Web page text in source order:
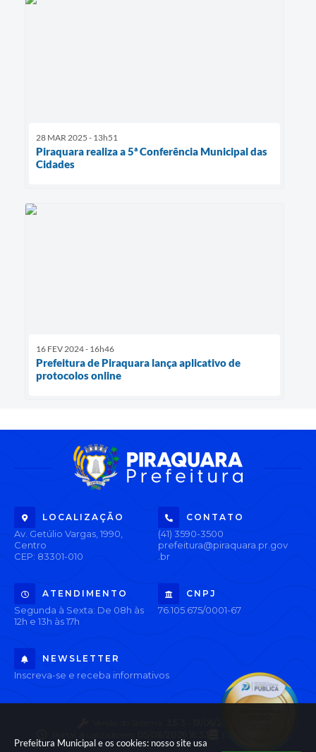
Prefeitura Municipal e os cookies: nosso site usa
28 MAR 2025 - 13h51
Piraquara realiza a 5ª Conferência Municipal das
Cidades
16 FEV 2024 - 16h46
Prefeitura de Piraquara lança aplicativo de
protocolos online
LOCALIZAÇÃO
Av. Getúlio Vargas, 1990,
Centro
CEP: 83301-010
CONTATO
(41) 3590-3500
prefeitura@piraquara.pr.gov
.br
ATENDIMENTO
Segunda à Sexta: De 08h às
12h e 13h às 17h
CNPJ
76.105.675/0001-67
NEWSLETTER
Inscreva-se e receba informativos